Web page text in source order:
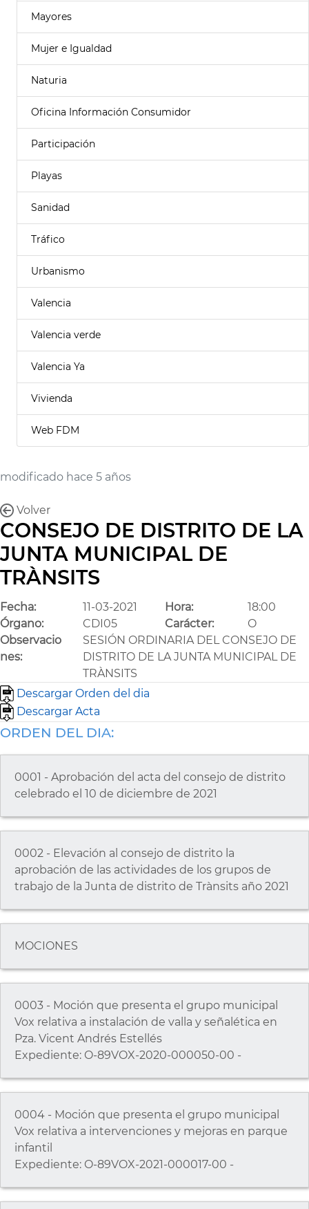
Mayores
Mujer e Igualdad
Naturia
Oficina Información Consumidor
Participación
Playas
Sanidad
Tráfico
Urbanismo
Valencia
Valencia verde
Valencia Ya
Vivienda
Web FDM
modificado hace 5 años
Volver
CONSEJO DE DISTRITO DE LA
JUNTA MUNICIPAL DE
TRÀNSITS
Fecha: 11-03-2021 Hora:
18:00
Órgano:
CDI05 Carácter:
O
Observacio
nes:
SESIÓN ORDINARIA DEL CONSEJO DE
DISTRITO DE LA JUNTA MUNICIPAL DE
TRÀNSITS
Descargar Orden del dia
Descargar Acta
ORDEN DEL DIA:
0001 - Aprobación del acta del consejo de distrito
celebrado el 10 de diciembre de 2021
0002 - Elevación al consejo de distrito la
aprobación de las actividades de los grupos de
trabajo de la Junta de distrito de Trànsits año 2021
MOCIONES
0003 - Moción que presenta el grupo municipal
Vox relativa a instalación de valla y señalética en
Pza. Vicent Andrés Estellés
Expediente: O-89VOX-2020-000050-00 -
0004 - Moción que presenta el grupo municipal
Vox relativa a intervenciones y mejoras en parque
infantil
Expediente: O-89VOX-2021-000017-00 -